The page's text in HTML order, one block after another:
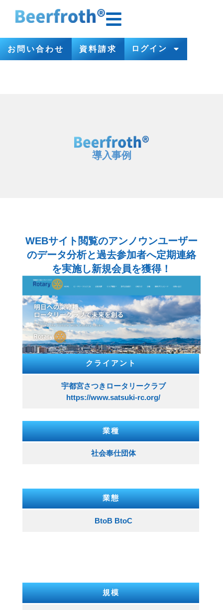
お問い合わせ 資料請求 ログイン
導入事例
WEBサイト閲覧のアンノウンユーザー
のデータ分析と過去参加者へ定期連絡
を実施し新規会員を獲得！
クライアント
宇都宮さつきロータリークラブ
https://www.satsuki-rc.org/
業種
社会奉仕団体
業態
BtoB BtoC
規模